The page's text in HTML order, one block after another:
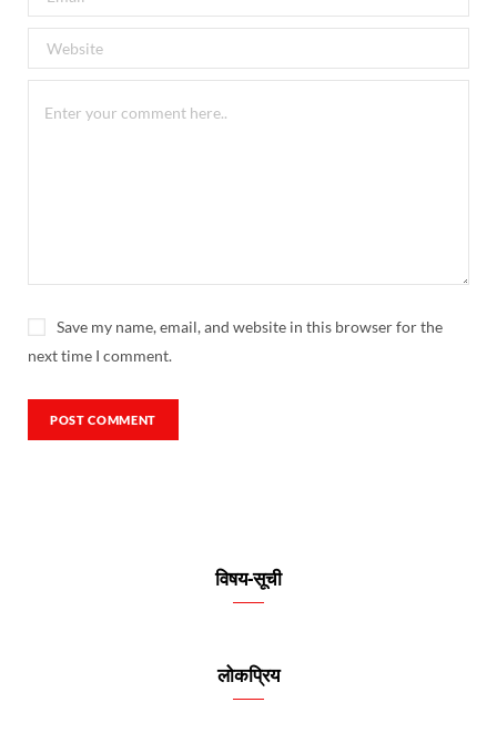
Save my name, email, and website in this browser for the
next time I comment.
विषय-सूची
लोकप्रिय